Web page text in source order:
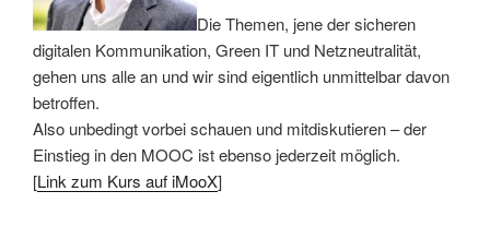
Die Themen, jene der sicheren
digitalen Kommunikation, Green IT und Netzneutralität,
gehen uns alle an und wir sind eigentlich unmittelbar davon
betroffen.
Also unbedingt vorbei schauen und mitdiskutieren – der
Einstieg in den MOOC ist ebenso jederzeit möglich.
[Link zum Kurs auf iMooX]